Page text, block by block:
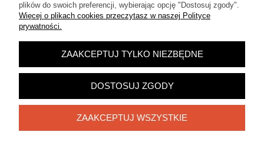
POKAŻ PEŁNĄ WERSJĘ STRONY
Sklep internetowy Shoper.pl
plików do swoich preferencji, wybierając opcję "Dostosuj zgody".
Więcej o plikach cookies przeczytasz w naszej Polityce
prywatności.
ZAAKCEPTUJ TYLKO NIEZBĘDNE
DOSTOSUJ ZGODY
ZAAKCEPTUJ WSZYSTKIE